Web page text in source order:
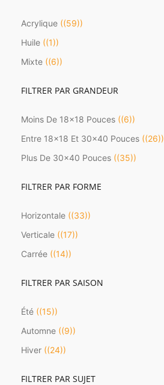
Acrylique (59)
Huile (1)
Mixte (6)
FILTRER PAR GRANDEUR
Moins De 18x18 Pouces (6)
Entre 18x18 Et 30x40 Pouces (26)
Plus De 30x40 Pouces (35)
FILTRER PAR FORME
Horizontale (33)
Verticale (17)
Carrée (14)
FILTRER PAR SAISON
Été (15)
Automne (9)
Hiver (24)
FILTRER PAR SUJET